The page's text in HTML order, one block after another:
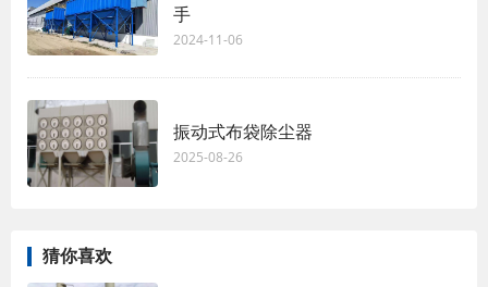
手
2024-11-06
振动式布袋除尘器
2025-08-26
猜你喜欢